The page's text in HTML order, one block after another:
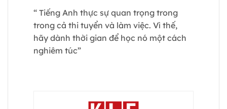
“ Tiếng Anh thực sự quan trọng trong
trong cả thi tuyển và làm việc. Vì thế,
hãy dành thời gian để học nó một cách
nghiêm túc”